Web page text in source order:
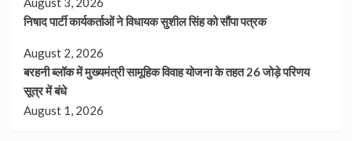
निषाद पार्टी कार्यकर्ताओं ने विधायक सुशील सिंह को सौंपा पत्रक
August 2, 2026
बरहनी ब्लॉक में मुख्यमंत्री सामूहिक विवाह योजना के तहत 26 जोड़े परिणय
सूत्र में बंधे
August 1, 2026